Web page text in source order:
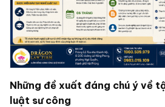
Những đề xuất đáng chú ý về
luật sư công